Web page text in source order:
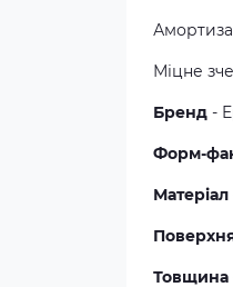
Міцне
Бренд -
Форм-
Матеріал
Товщина